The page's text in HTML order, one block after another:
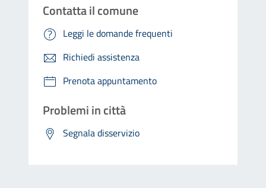
Contatta il comune
Leggi le domande frequenti
Richiedi assistenza
Prenota appuntamento
Problemi in città
Segnala disservizio